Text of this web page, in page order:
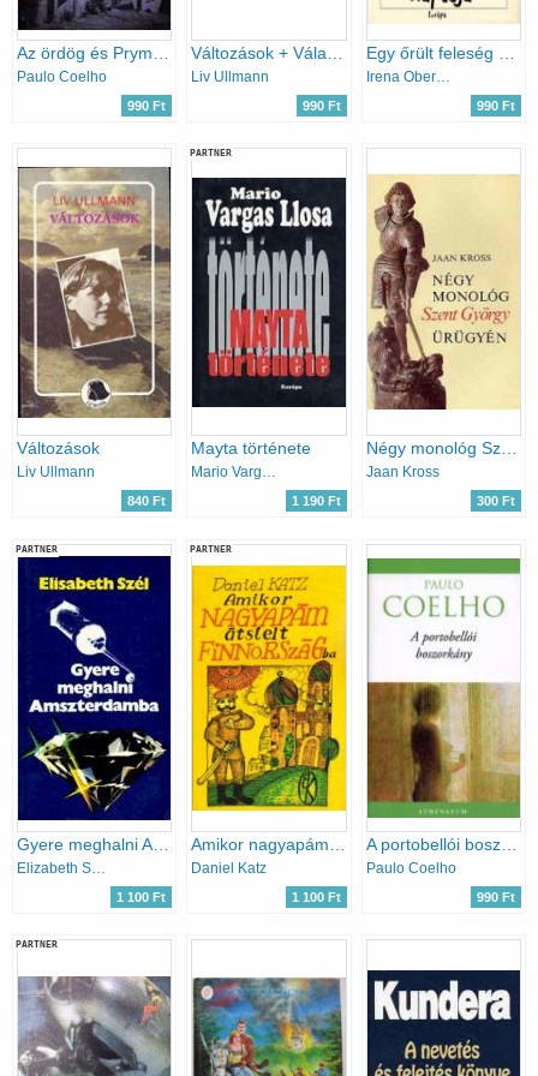
Paulo Coelho
990 Ft
Liv Ullmann
990 Ft
Irena Obermannová
990 Ft
Változások
Liv Ullmann
840 Ft
PARTNER
Mayta története
Mario Vargas LLosa
1 190 Ft
Négy monológ Szent György ürügyén
Jaan Kross
300 Ft
PARTNER
Elizabeth Szél
1 100 Ft
PARTNER
Daniel Katz
1 100 Ft
A portobellói boszorkány
Paulo Coelho
990 Ft
PARTNER